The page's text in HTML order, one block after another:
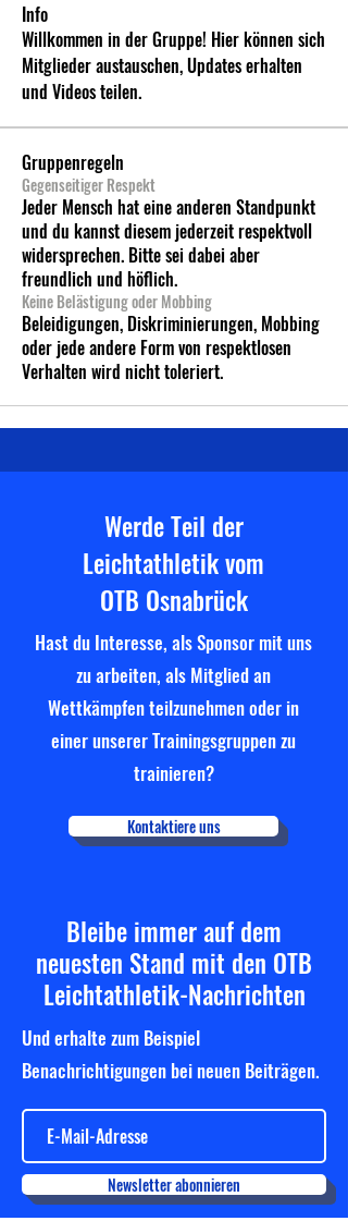
Info
Willkommen in der Gruppe! Hier können sich
Mitglieder austauschen, Updates erhalten
und Videos teilen.
Gruppenregeln
Gegenseitiger Respekt
Jeder Mensch hat eine anderen Standpunkt
und du kannst diesem jederzeit respektvoll
widersprechen. Bitte sei dabei aber
freundlich und höflich.
Keine Belästigung oder Mobbing
Beleidigungen, Diskriminierungen, Mobbing
oder jede andere Form von respektlosen
Verhalten wird nicht toleriert.
Werde Teil der
Leichtathletik vom
OTB Osnabrück
Hast du Interesse, als Sponsor mit uns
zu arbeiten, als Mitglied an
Wettkämpfen teilzunehmen oder in
einer unserer Trainingsgruppen zu
trainieren?
Kontaktiere uns
Bleibe immer auf dem
neuesten Stand mit den OTB
Leichtathletik-Nachrichten
Und erhalte zum Beispiel
Benachrichtigungen bei neuen Beiträgen.
Newsletter abonnieren